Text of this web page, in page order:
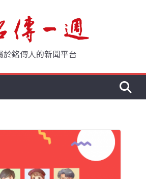
於銘傳人的新聞平台